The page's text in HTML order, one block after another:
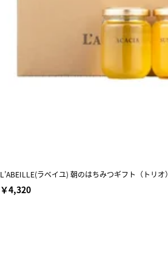
L’ABEILLE(ラベイユ) 朝のはちみつギフト（トリオ）
￥4,320